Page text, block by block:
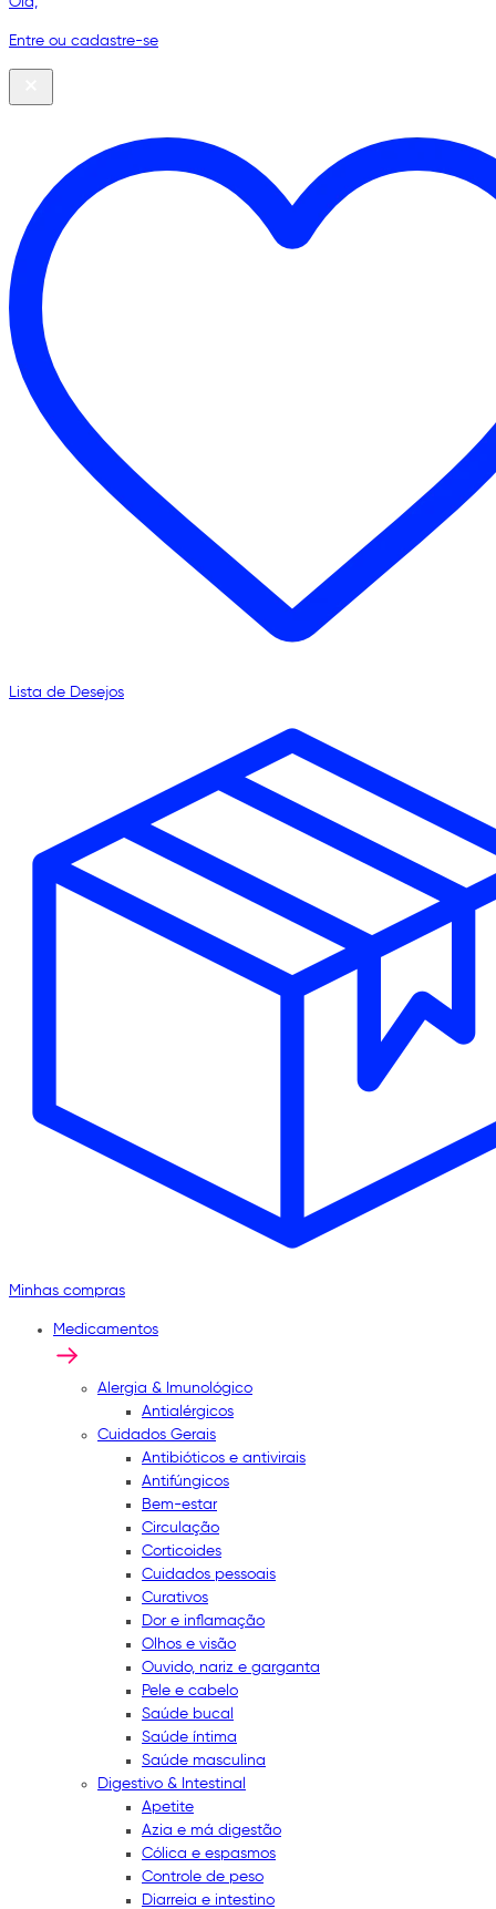
Entre ou cadastre-se
Lista de Desejos
Minhas compras
Medicamentos
Alergia & Imunológico
Antialérgicos
Cuidados Gerais
Antibióticos e antivirais
Antifúngicos
Bem-estar
Circulação
Corticoides
Cuidados pessoais
Curativos
Dor e inflamação
Olhos e visão
Ouvido, nariz e garganta
Pele e cabelo
Saúde bucal
Saúde íntima
Saúde masculina
Digestivo & Intestinal
Apetite
Azia e má digestão
Cólica e espasmos
Controle de peso
Diarreia e intestino